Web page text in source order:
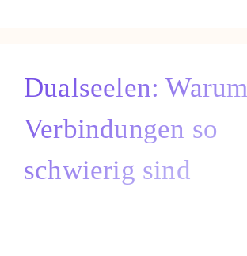
Dualseelen: Warum
Verbindungen so
schwierig sind